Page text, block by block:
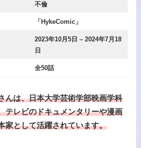
不倫
「HykeComic」
2023年10月5日 – 2024年7月18
日
全50話
んは、日本大学芸術学部映画学科
テレビのドキュメンタリーや漫画
家として活躍されています。